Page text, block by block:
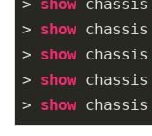
> show chassis
> show chassis
> show chassis
> show chassis
> show chassis